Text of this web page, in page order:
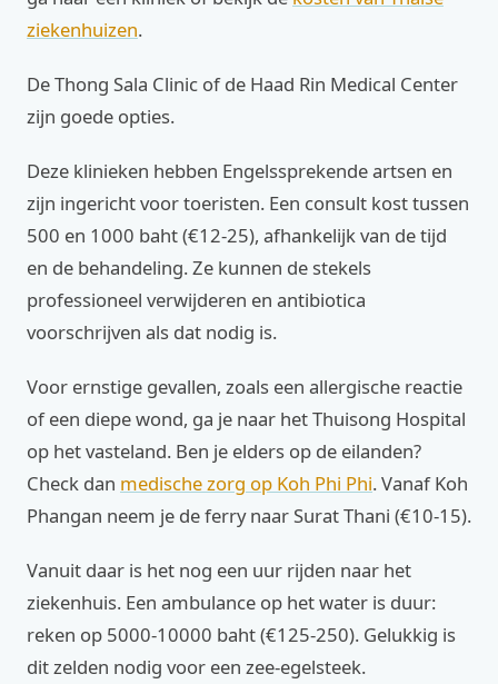
ziekenhuizen.
De Thong Sala Clinic of de Haad Rin Medical Center
zijn goede opties.
Deze klinieken hebben Engelssprekende artsen en
zijn ingericht voor toeristen. Een consult kost tussen
500 en 1000 baht (€12-25), afhankelijk van de tijd
en de behandeling. Ze kunnen de stekels
professioneel verwijderen en antibiotica
voorschrijven als dat nodig is.
Voor ernstige gevallen, zoals een allergische reactie
of een diepe wond, ga je naar het Thuisong Hospital
op het vasteland. Ben je elders op de eilanden?
Check dan medische zorg op Koh Phi Phi. Vanaf Koh
Phangan neem je de ferry naar Surat Thani (€10-15).
Vanuit daar is het nog een uur rijden naar het
ziekenhuis. Een ambulance op het water is duur:
reken op 5000-10000 baht (€125-250). Gelukkig is
dit zelden nodig voor een zee-egelsteek.